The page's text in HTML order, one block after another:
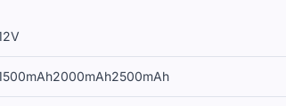
2000mAh2500mAh